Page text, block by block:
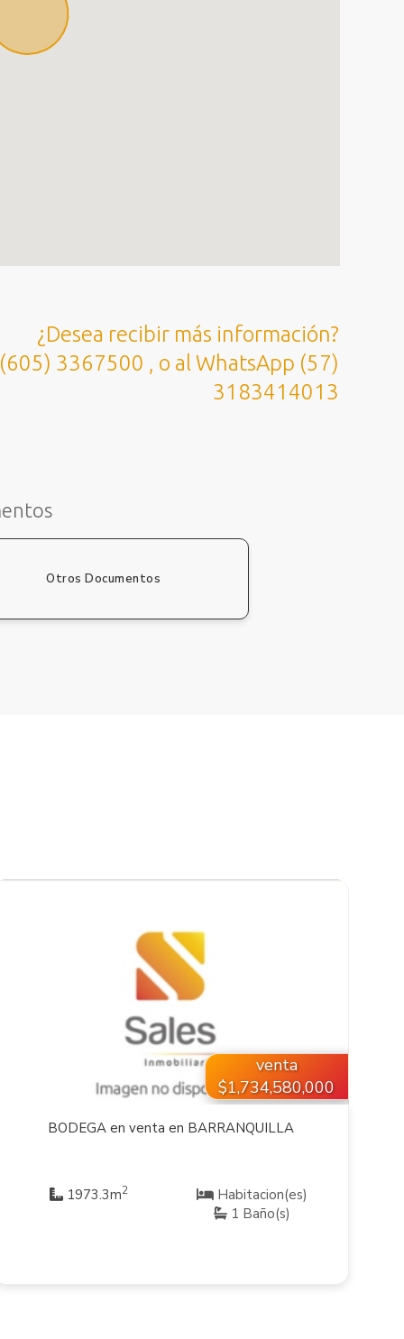
¿Desea recibir más información?
3367500 , o al WhatsApp (57)
3183414013
Otros Documentos
VER INMUEBLE
venta
$1,734,580,000
BODEGA en venta en BARRANQUILLA
1973.3m2
Habitacion(es)
1 Baño(s)